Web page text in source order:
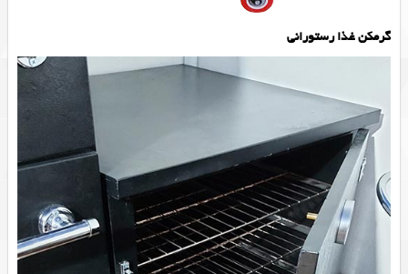
گرمکن غذا رستورانی